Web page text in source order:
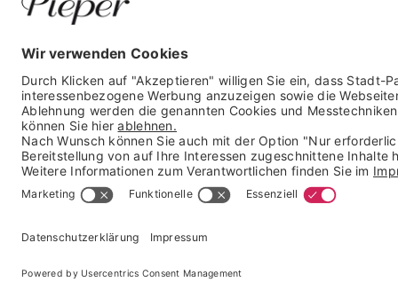
Historie
Affiliate
Karriere
Presse